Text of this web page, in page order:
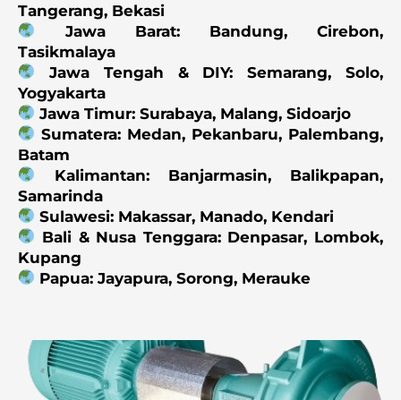
Tangerang, Bekasi
Jawa Barat: Bandung, Cirebon,
Tasikmalaya
Jawa Tengah & DIY: Semarang, Solo,
Yogyakarta
Jawa Timur: Surabaya, Malang, Sidoarjo
Sumatera: Medan, Pekanbaru, Palembang,
Batam
Kalimantan: Banjarmasin, Balikpapan,
Samarinda
Sulawesi: Makassar, Manado, Kendari
Bali & Nusa Tenggara: Denpasar, Lombok,
Kupang
Papua: Jayapura, Sorong, Merauke